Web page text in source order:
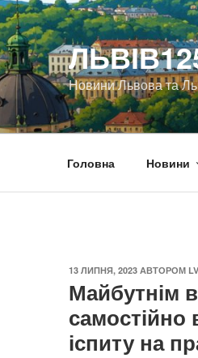
Новини Львова та
Головна Новини
ОПУБЛІКОВАНО
13 ЛИПНЯ, 2023 АВТОРОМ
Майбутнім
самостійно
іспиту на